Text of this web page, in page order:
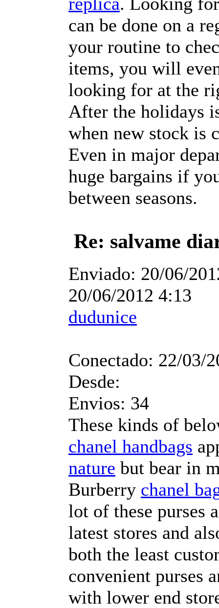
can be done on a
your routine to
items, you will
looking for at the
After the holidays
when new stock is
Even in major
huge bargains if
between seasons.
Re: salvame
Enviado: 20/06/
20/06/2012 4:13
dudunice
Conectado: 22/03/
Desde:
Envios: 34
These kinds of
chanel handbags
nature but bear in
Burberry chanel
lot of these purses
latest stores and
both the least
convenient purses
with lower end